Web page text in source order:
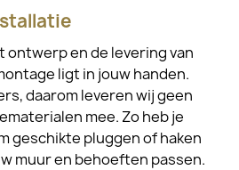
ontwerp en de levering van
ligt in jouw handen.
daarom leveren wij geen
mee. Zo heb je
geschikte pluggen of haken
muur en behoeften passen.